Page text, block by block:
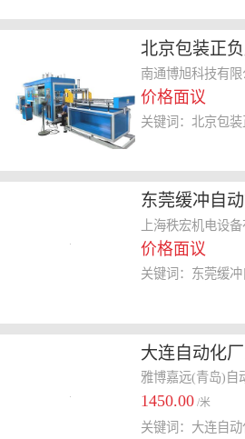
北京包装正
博旭科技供应
南通博旭科技有限
价格面议
东莞缓冲自
工厂
上海秩宏机电设
价格面议
关键词：东莞缓
大连自动化
雅博嘉远(青岛)自
1450.00 /米
关键词：大连自动